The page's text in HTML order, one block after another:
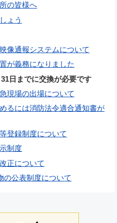
の皆様へ
ょう
像通報システムについて
が義務になりました
日までに交換が必要です
現場の出場について
るには消防法令適合通知書が
登録制度について
制度
正について
の公表制度について